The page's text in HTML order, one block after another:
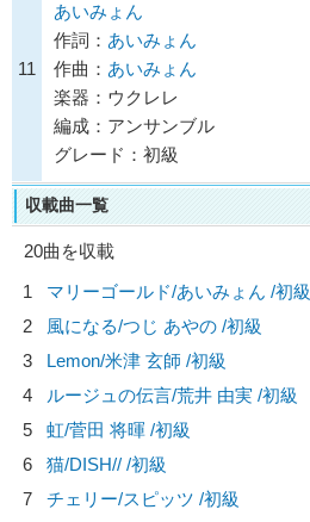
11
あいみょん
作詞： あいみょん
作曲： あいみょん
楽器：ウクレレ
編成：アンサンブル
グレード：初級
収載曲一覧
20曲を収載
1
マリーゴールド/あいみょん /初級
2
風になる/つじ あやの /初級
3
Lemon/米津 玄師 /初級
4
ルージュの伝言/荒井 由実 /初級
5
虹/菅田 将暉 /初級
6
猫/DISH// /初級
7
チェリー/スピッツ /初級